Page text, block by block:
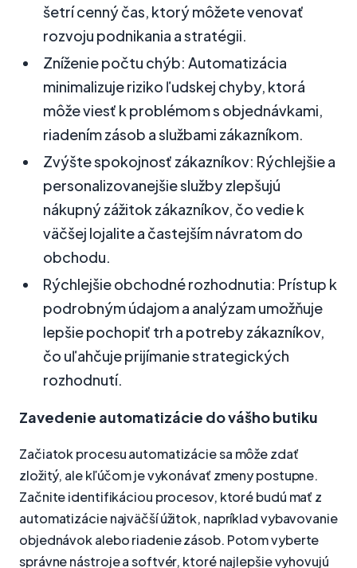
šetrí cenný čas, ktorý môžete venovať
rozvoju podnikania a stratégii.
Zníženie počtu chýb: Automatizácia
minimalizuje riziko ľudskej chyby, ktorá
môže viesť k problémom s objednávkami,
riadením zásob a službami zákazníkom.
Zvýšte spokojnosť zákazníkov: Rýchlejšie a
personalizovanejšie služby zlepšujú
nákupný zážitok zákazníkov, čo vedie k
väčšej lojalite a častejším návratom do
obchodu.
Rýchlejšie obchodné rozhodnutia: Prístup k
podrobným údajom a analýzam umožňuje
lepšie pochopiť trh a potreby zákazníkov,
čo uľahčuje prijímanie strategických
rozhodnutí.
Zavedenie automatizácie do vášho butiku
Začiatok procesu automatizácie sa môže zdať
zložitý, ale kľúčom je vykonávať zmeny postupne.
Začnite identifikáciou procesov, ktoré budú mať z
automatizácie najväčší úžitok, napríklad vybavovanie
objednávok alebo riadenie zásob. Potom vyberte
správne nástroje a softvér, ktoré najlepšie vyhovujú